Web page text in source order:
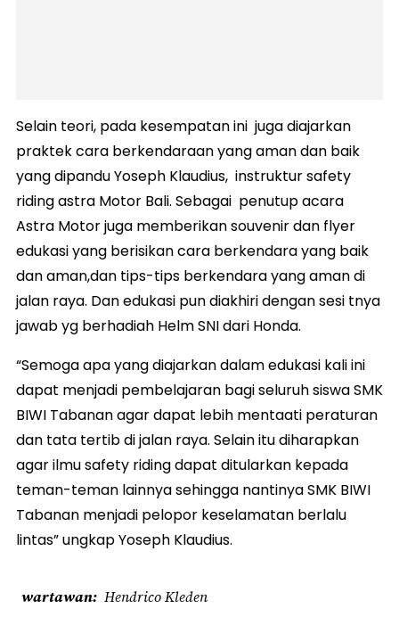
Selain teori, pada kesempatan ini juga diajarkan
praktek cara berkendaraan yang aman dan baik
yang dipandu Yoseph Klaudius, instruktur safety
riding astra Motor Bali. Sebagai penutup acara
Astra Motor juga memberikan souvenir dan flyer
edukasi yang berisikan cara berkendara yang baik
dan aman,dan tips-tips berkendara yang aman di
jalan raya. Dan edukasi pun diakhiri dengan sesi tnya
jawab yg berhadiah Helm SNI dari Honda.
“Semoga apa yang diajarkan dalam edukasi kali ini
dapat menjadi pembelajaran bagi seluruh siswa SMK
BIWI Tabanan agar dapat lebih mentaati peraturan
dan tata tertib di jalan raya. Selain itu diharapkan
agar ilmu safety riding dapat ditularkan kepada
teman-teman lainnya sehingga nantinya SMK BIWI
Tabanan menjadi pelopor keselamatan berlalu
lintas” ungkap Yoseph Klaudius.
wartawan Hendrico Kleden